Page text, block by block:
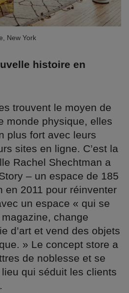
New York
histoire en
trouvent le moyen de
monde physique, elles
plus fort avec leurs
sites en ligne. C’est la
Rachel Shechtman a
– un espace de 185
en 2011 pour réinventer
un espace « qui se
change
d’art et vend des objets
» Le concept store a
de noblesse et se
qui séduit les clients